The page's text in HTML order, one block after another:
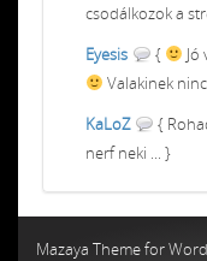
csodálkozok a
Eyesis
{
Valakinek
KaLoZ
{
nerf neki ... }
Mazaya Theme for